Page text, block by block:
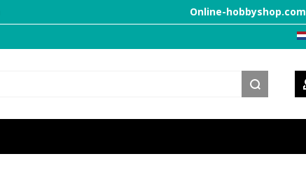
Online-hobbyshop.com